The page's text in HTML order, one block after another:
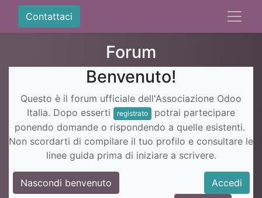
Contattaci
Forum
Benvenuto!
Questo è il forum ufficiale dell'Associazione Odoo
Italia. Dopo esserti
registrato
potrai partecipare
ponendo domande o rispondendo a quelle esistenti.
Non scordarti di compilare il tuo profilo e consultare le
linee guida prima di iniziare a scrivere.
Nascondi benvenuto
Accedi